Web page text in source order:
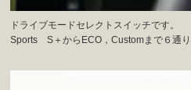
ドライブモードセレクトスイッチです。
Sports S＋からECO，Customまで６通り